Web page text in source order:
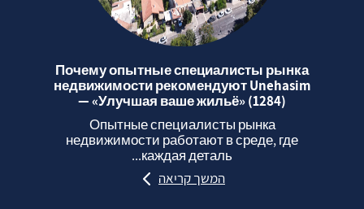
Почему опытные специалисты рынка
недвижимости рекомендуют Unehasim
— «Улучшая ваше жильё» (1284)
Опытные специалисты рынка
недвижимости работают в среде, где
каждая деталь...
המשך קריאה